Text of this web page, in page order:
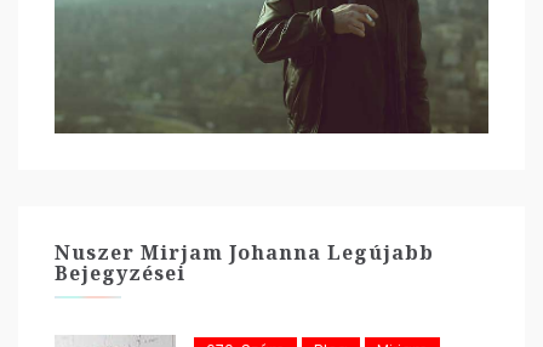
Nuszer Mirjam Johanna Legújabb
Bejegyzései